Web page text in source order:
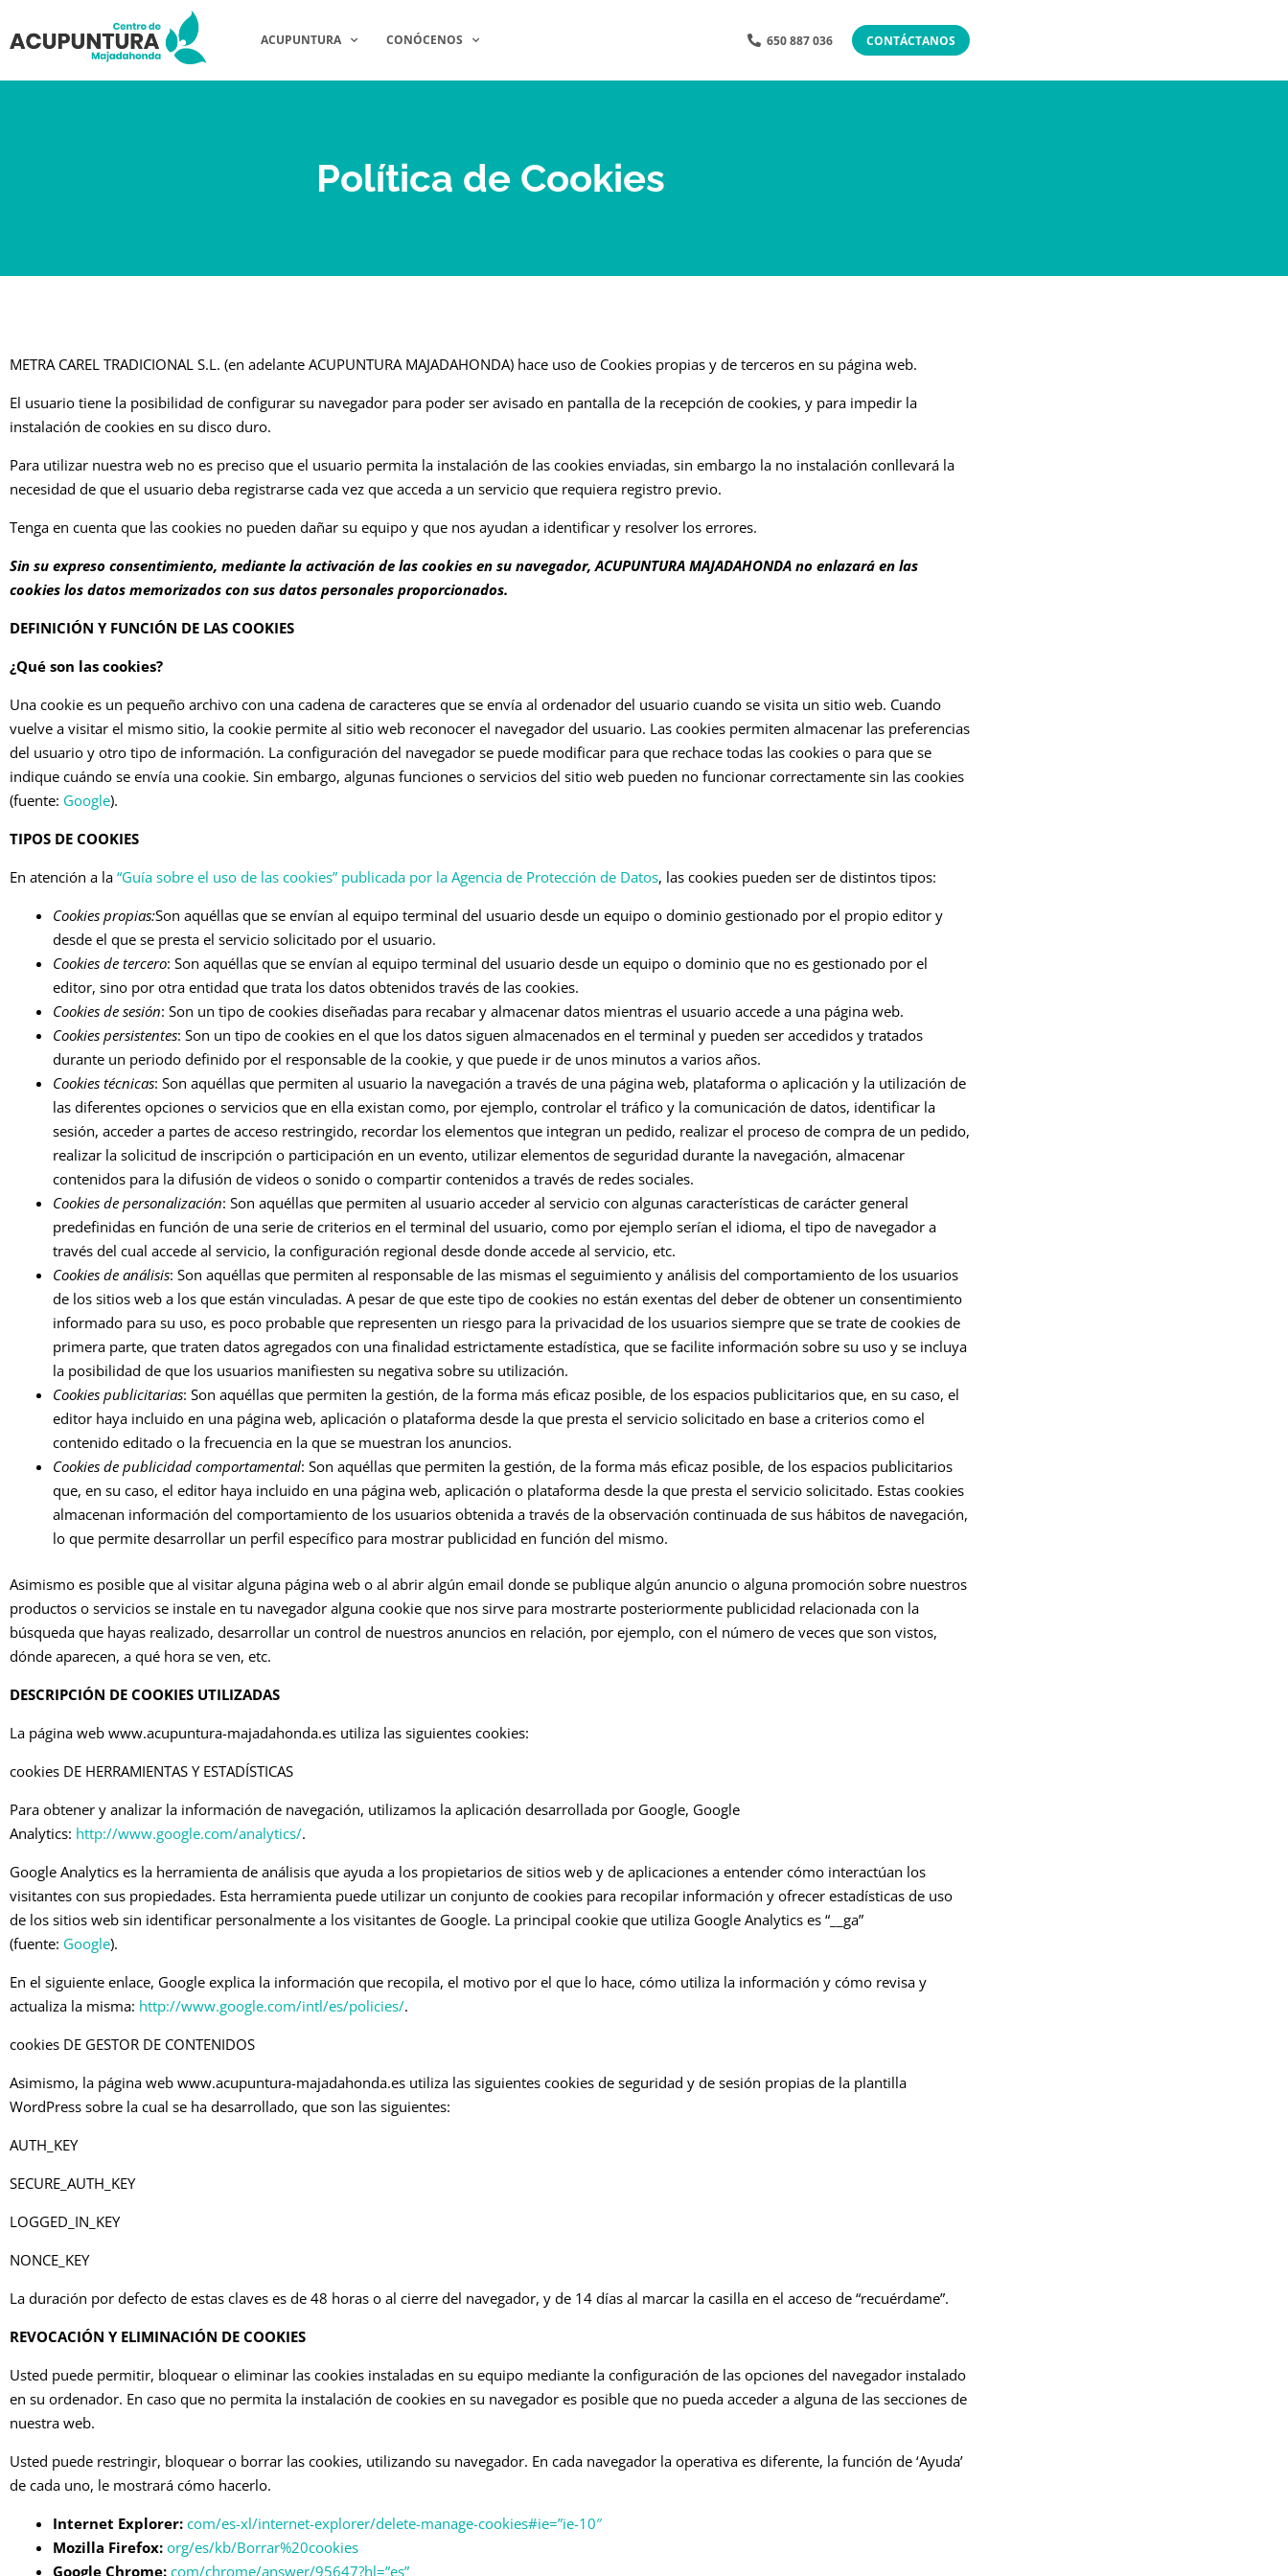
ACUPUNTURA CONÓCENOS 650 887 036 CONTÁCTANOS
Política de Cookies
METRA CAREL TRADICIONAL S.L. (en adelante ACUPUNTURA MAJADAHONDA) hace uso de Cookies propias y de terceros en su página web.
El usuario tiene la posibilidad de configurar su navegador para poder ser avisado en pantalla de la recepción de cookies, y para impedir la
instalación de cookies en su disco duro.
Para utilizar nuestra web no es preciso que el usuario permita la instalación de las cookies enviadas, sin embargo la no instalación conllevará la
necesidad de que el usuario deba registrarse cada vez que acceda a un servicio que requiera registro previo.
Tenga en cuenta que las cookies no pueden dañar su equipo y que nos ayudan a identificar y resolver los errores.
Sin su expreso consentimiento, mediante la activación de las cookies en su navegador, ACUPUNTURA MAJADAHONDA no enlazará en las
cookies los datos memorizados con sus datos personales proporcionados.
DEFINICIÓN Y FUNCIÓN DE LAS COOKIES
¿Qué son las cookies?
Una cookie es un pequeño archivo con una cadena de caracteres que se envía al ordenador del usuario cuando se visita un sitio web. Cuando
vuelve a visitar el mismo sitio, la cookie permite al sitio web reconocer el navegador del usuario. Las cookies permiten almacenar las preferencias
del usuario y otro tipo de información. La configuración del navegador se puede modificar para que rechace todas las cookies o para que se
indique cuándo se envía una cookie. Sin embargo, algunas funciones o servicios del sitio web pueden no funcionar correctamente sin las cookies
(fuente: Google).
TIPOS DE COOKIES
En atención a la “Guía sobre el uso de las cookies” publicada por la Agencia de Protección de Datos, las cookies pueden ser de distintos tipos:
Cookies propias:Son aquéllas que se envían al equipo terminal del usuario desde un equipo o dominio gestionado por el propio editor y
desde el que se presta el servicio solicitado por el usuario.
Cookies de tercero: Son aquéllas que se envían al equipo terminal del usuario desde un equipo o dominio que no es gestionado por el
editor, sino por otra entidad que trata los datos obtenidos través de las cookies.
Cookies de sesión: Son un tipo de cookies diseñadas para recabar y almacenar datos mientras el usuario accede a una página web.
Cookies persistentes: Son un tipo de cookies en el que los datos siguen almacenados en el terminal y pueden ser accedidos y tratados
durante un periodo definido por el responsable de la cookie, y que puede ir de unos minutos a varios años.
Cookies técnicas: Son aquéllas que permiten al usuario la navegación a través de una página web, plataforma o aplicación y la utilización de
las diferentes opciones o servicios que en ella existan como, por ejemplo, controlar el tráfico y la comunicación de datos, identificar la
sesión, acceder a partes de acceso restringido, recordar los elementos que integran un pedido, realizar el proceso de compra de un pedido,
realizar la solicitud de inscripción o participación en un evento, utilizar elementos de seguridad durante la navegación, almacenar
contenidos para la difusión de videos o sonido o compartir contenidos a través de redes sociales.
Cookies de personalización: Son aquéllas que permiten al usuario acceder al servicio con algunas características de carácter general
predefinidas en función de una serie de criterios en el terminal del usuario, como por ejemplo serían el idioma, el tipo de navegador a
través del cual accede al servicio, la configuración regional desde donde accede al servicio, etc.
Cookies de análisis: Son aquéllas que permiten al responsable de las mismas el seguimiento y análisis del comportamiento de los usuarios
de los sitios web a los que están vinculadas. A pesar de que este tipo de cookies no están exentas del deber de obtener un consentimiento
informado para su uso, es poco probable que representen un riesgo para la privacidad de los usuarios siempre que se trate de cookies de
primera parte, que traten datos agregados con una finalidad estrictamente estadística, que se facilite información sobre su uso y se incluya
la posibilidad de que los usuarios manifiesten su negativa sobre su utilización.
Cookies publicitarias: Son aquéllas que permiten la gestión, de la forma más eficaz posible, de los espacios publicitarios que, en su caso, el
editor haya incluido en una página web, aplicación o plataforma desde la que presta el servicio solicitado en base a criterios como el
contenido editado o la frecuencia en la que se muestran los anuncios.
Cookies de publicidad comportamental: Son aquéllas que permiten la gestión, de la forma más eficaz posible, de los espacios publicitarios
que, en su caso, el editor haya incluido en una página web, aplicación o plataforma desde la que presta el servicio solicitado. Estas cookies
almacenan información del comportamiento de los usuarios obtenida a través de la observación continuada de sus hábitos de navegación,
lo que permite desarrollar un perfil específico para mostrar publicidad en función del mismo.
Asimismo es posible que al visitar alguna página web o al abrir algún email donde se publique algún anuncio o alguna promoción sobre nuestros
productos o servicios se instale en tu navegador alguna cookie que nos sirve para mostrarte posteriormente publicidad relacionada con la
búsqueda que hayas realizado, desarrollar un control de nuestros anuncios en relación, por ejemplo, con el número de veces que son vistos,
dónde aparecen, a qué hora se ven, etc.
DESCRIPCIÓN DE COOKIES UTILIZADAS
La página web www.acupuntura-majadahonda.es utiliza las siguientes cookies:
cookies DE HERRAMIENTAS Y ESTADÍSTICAS
Para obtener y analizar la información de navegación, utilizamos la aplicación desarrollada por Google, Google
Analytics: http://www.google.com/analytics/.
Google Analytics es la herramienta de análisis que ayuda a los propietarios de sitios web y de aplicaciones a entender cómo interactúan los
visitantes con sus propiedades. Esta herramienta puede utilizar un conjunto de cookies para recopilar información y ofrecer estadísticas de uso
de los sitios web sin identificar personalmente a los visitantes de Google. La principal cookie que utiliza Google Analytics es “__ga”
(fuente: Google).
En el siguiente enlace, Google explica la información que recopila, el motivo por el que lo hace, cómo utiliza la información y cómo revisa y
actualiza la misma: http://www.google.com/intl/es/policies/.
cookies DE GESTOR DE CONTENIDOS
Asimismo, la página web www.acupuntura-majadahonda.es utiliza las siguientes cookies de seguridad y de sesión propias de la plantilla
WordPress sobre la cual se ha desarrollado, que son las siguientes:
AUTH_KEY
SECURE_AUTH_KEY
LOGGED_IN_KEY
NONCE_KEY
La duración por defecto de estas claves es de 48 horas o al cierre del navegador, y de 14 días al marcar la casilla en el acceso de “recuérdame”.
REVOCACIÓN Y ELIMINACIÓN DE COOKIES
Usted puede permitir, bloquear o eliminar las cookies instaladas en su equipo mediante la configuración de las opciones del navegador instalado
en su ordenador. En caso que no permita la instalación de cookies en su navegador es posible que no pueda acceder a alguna de las secciones de
nuestra web.
Usted puede restringir, bloquear o borrar las cookies, utilizando su navegador. En cada navegador la operativa es diferente, la función de ‘Ayuda’
de cada uno, le mostrará cómo hacerlo.
Internet Explorer: com/es-xl/internet-explorer/delete-manage-cookies#ie=”ie-10″
Mozilla Firefox: org/es/kb/Borrar%20cookies
Google Chrome: com/chrome/answer/95647?hl=”es”